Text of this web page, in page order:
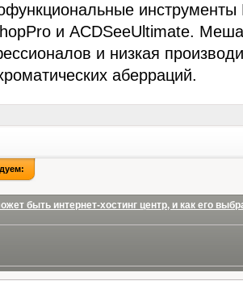
инструменты
и ACDSeeUltimate.
и низкая
аберраций.
быть интернет-хостинг центр, и как его